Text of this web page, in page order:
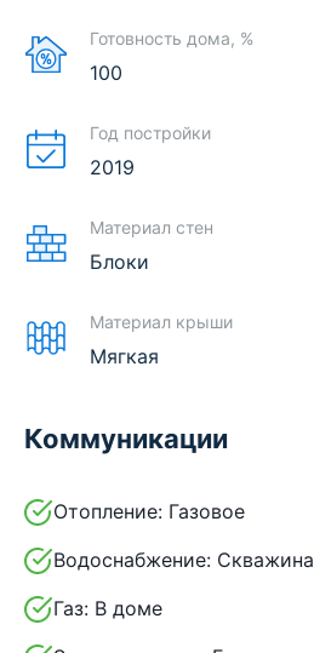
Готовность дома, %
100
Год постройки
2019
Материал стен
Блоки
Материал крыши
Мягкая
Коммуникации
Отопление: Газовое
Водоснабжение: Скважина
Газ: В доме